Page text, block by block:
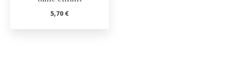
5,70€